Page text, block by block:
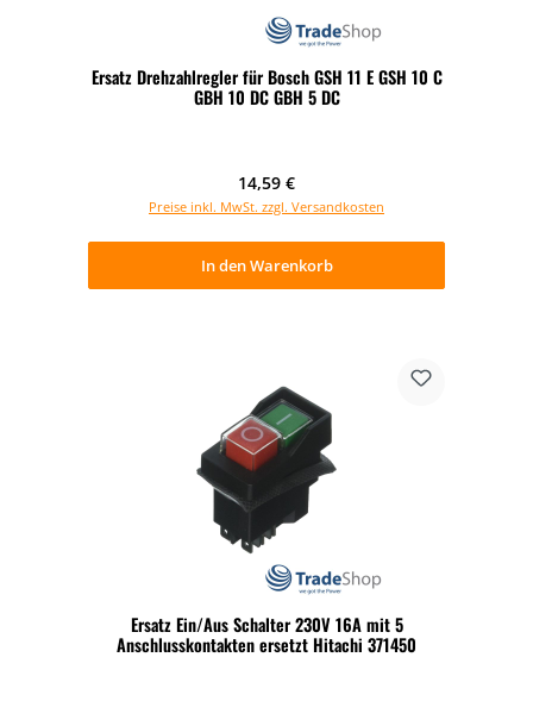
Ersatz Drehzahlregler für Bosch GSH 11 E GSH 10 C
GBH 10 DC GBH 5 DC
Regulärer Preis:
14,59 €
Preise inkl. MwSt. zzgl. Versandkosten
In den Warenkorb
Ersatz Ein/Aus Schalter 230V 16A mit 5
Anschlusskontakten ersetzt Hitachi 371450